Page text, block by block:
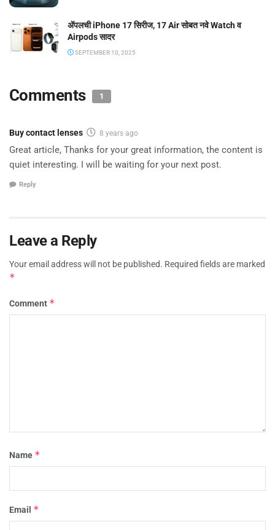
ॲपलची iPhone 17 सिरीज, 17 Air सोबत नवे Watch व
Airpods सादर
SEPTEMBER 10, 2025
Comments 1
Buy contact lenses 8 years ago
Great article, Thanks for your great information, the content is
quiet interesting. I will be waiting for your next post.
Reply
Leave a Reply
Your email address will not be published. Required fields are marked
*
Comment *
Name *
Email *